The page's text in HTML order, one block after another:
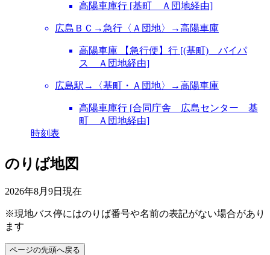
高陽車庫行 [基町 Ａ団地経由]
広島ＢＣ→急行〈Ａ団地〉→高陽車庫
高陽車庫 【急行便】行 [(基町) バイパ
ス Ａ団地経由]
広島駅→〈基町・Ａ団地〉→高陽車庫
高陽車庫行 [合同庁舎 広島センター 基
町 Ａ団地経由]
時刻表
のりば地図
2026年8月9日 現在
※現地バス停にはのりば番号や名前の表記がない場合があり
ます
ページの先頭へ戻る